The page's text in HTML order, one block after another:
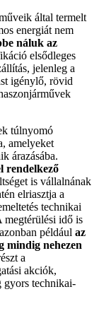
által termelt
energiát nem
náluk az
elsődleges
jelenleg a
igénylő, rövid
túlnyomó
amelyeket
árazásába.
rendelkező
is vállalnának
elriasztja a
technikai
megtérülési idő is
például az
mindig nehezen
a
akciók,
gyors technikai-